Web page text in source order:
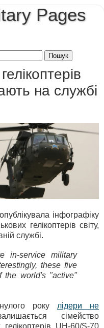
Pages
на службі
інфографіку
гелікоптерів світу,
службі.
in-service military
these five
the world's "active"
року лідери не
сімейство